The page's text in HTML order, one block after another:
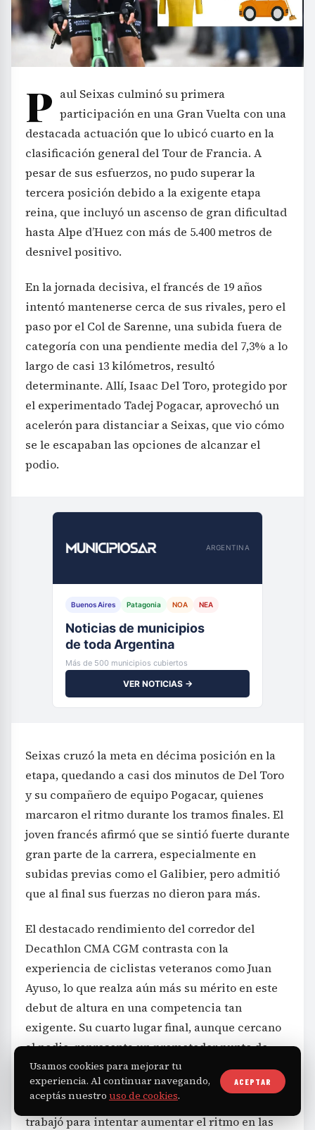
P aul Seixas culminó su primera
participación en una Gran Vuelta con una
destacada actuación que lo ubicó cuarto en la
clasificación general del Tour de Francia. A
pesar de sus esfuerzos, no pudo superar la
tercera posición debido a la exigente etapa
reina, que incluyó un ascenso de gran dificultad
hasta Alpe d’Huez con más de 5.400 metros de
desnivel positivo.
En la jornada decisiva, el francés de 19 años
intentó mantenerse cerca de sus rivales, pero el
paso por el Col de Sarenne, una subida fuera de
categoría con una pendiente media del 7,3% a lo
largo de casi 13 kilómetros, resultó
determinante. Allí, Isaac Del Toro, protegido por
el experimentado Tadej Pogacar, aprovechó un
acelerón para distanciar a Seixas, que vio cómo
se le escapaban las opciones de alcanzar el
podio.
ARGENTINA
Buenos Aires Patagonia NOA NEA
Noticias de municipios
de toda Argentina
Más de 500 municipios cubiertos
VER NOTICIAS →
Seixas cruzó la meta en décima posición en la
etapa, quedando a casi dos minutos de Del Toro
y su compañero de equipo Pogacar, quienes
marcaron el ritmo durante los tramos finales. El
joven francés afirmó que se sintió fuerte durante
gran parte de la carrera, especialmente en
subidas previas como el Galibier, pero admitió
que al final sus fuerzas no dieron para más.
El destacado rendimiento del corredor del
Decathlon CMA CGM contrasta con la
experiencia de ciclistas veteranos como Juan
Ayuso, lo que realza aún más su mérito en este
debut de altura en una competencia tan
exigente. Su cuarto lugar final, aunque cercano
al podio, representa un prometedor punto de
partida para futuras ediciones.
En la jornada, el equipo Decathlon CMA CGM
trabajó para intentar aumentar el ritmo en las
Usamos cookies para mejorar tu
experiencia. Al continuar navegando,
aceptás nuestro uso de cookies.
ACEPTAR